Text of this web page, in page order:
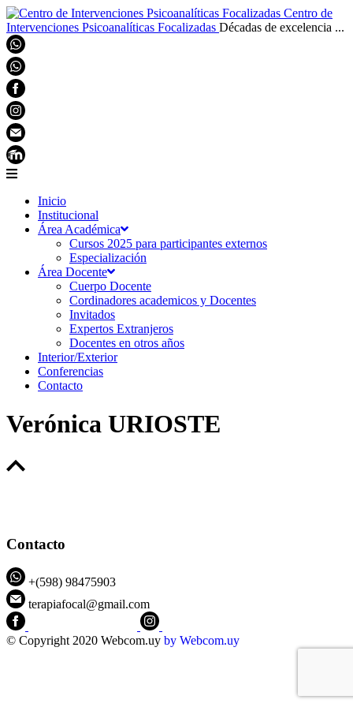
Centro de
Intervenciones Psicoanalíticas Focalizadas Décadas de excelencia ...
Inicio
Institucional
Área Académica
Cursos 2025 para participantes externos
Especialización
Área Docente
Cuerpo Docente
Cordinadores academicos y Docentes
Invitados
Expertos Extranjeros
Docentes en otros años
Interior/Exterior
Conferencias
Contacto
Verónica URIOSTE
Contacto
+(598) 98475903
terapiafocal@gmail.com
© Copyright 2020 Webcom.uy by Webcom.uy